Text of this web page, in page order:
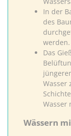
In der
des
werden.
Das
Wasser
Wasser
Wässern